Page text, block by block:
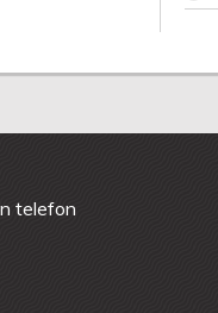
telefon